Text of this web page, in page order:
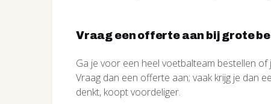
Vraag een offerte aan bij grote
Ga je voor een heel voetbalteam bestellen
Vraag dan een offerte aan; vaak krijg je dan
denkt, koopt voordeliger.